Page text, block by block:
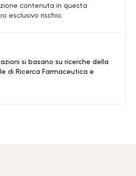
si basano su ricerche della
di Ricerca Farmaceutica e
contenuta in questa
esclusivo rischio.